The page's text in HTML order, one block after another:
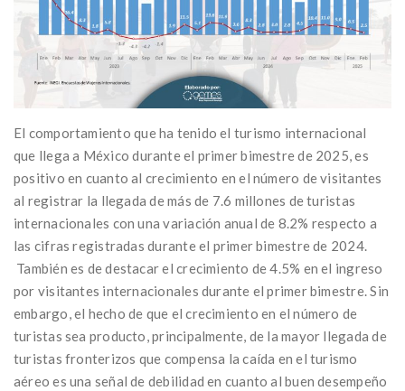
El comportamiento que ha tenido el turismo internacional
que llega a México durante el primer bimestre de 2025, es
positivo en cuanto al crecimiento en el número de visitantes
al registrar la llegada de más de 7.6 millones de turistas
internacionales con una variación anual de 8.2% respecto a
las cifras registradas durante el primer bimestre de 2024.
También es de destacar el crecimiento de 4.5% en el ingreso
por visitantes internacionales durante el primer bimestre. Sin
embargo, el hecho de que el crecimiento en el número de
turistas sea producto, principalmente, de la mayor llegada de
turistas fronterizos que compensa la caída en el turismo
aéreo es una señal de debilidad en cuanto al buen desempeño